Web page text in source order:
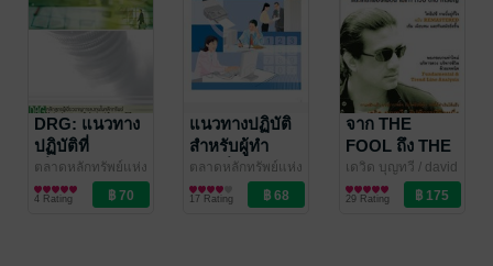
DRG: แนวทาง
ปฏิบัติที่
เกี่ยวข้องกับ
ตราสารอนุพันธ์
ตลาดหลักทรัพย์แห่ง
ประเทศไทย
/ The
Stock Exchange of
การเงินการลงทุน
4 Rating
แนวทางปฏิบัติ
สำหรับผู้ทำ
หน้าที่ติดต่อกับ
ผู้ลงทุน
ตลาดหลักทรัพย์แห่ง
ประเทศไทย
/ The
Stock Exchange of
การเงินการลงทุน
17 Rating
จาก THE
FOOL ถึง THE
WORLD
เดวิด บุญทวี / david
ดวงพยากรณ์/ฮวง
จุ้ย/โหราศาสตร์
29 Rating